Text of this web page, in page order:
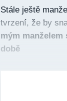
Stále ještě
tvrzení, že by
mým manželem
době